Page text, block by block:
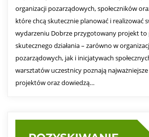
organizacji pozarządowych, społeczników
które chcą skutecznie planować i realizować
wydarzeniu Dobrze przygotowany projekt to
skutecznego działania – zarówno w
pozarządowych, jak i inicjatywach
warsztatów uczestnicy poznają
projektów oraz dowiedzą…